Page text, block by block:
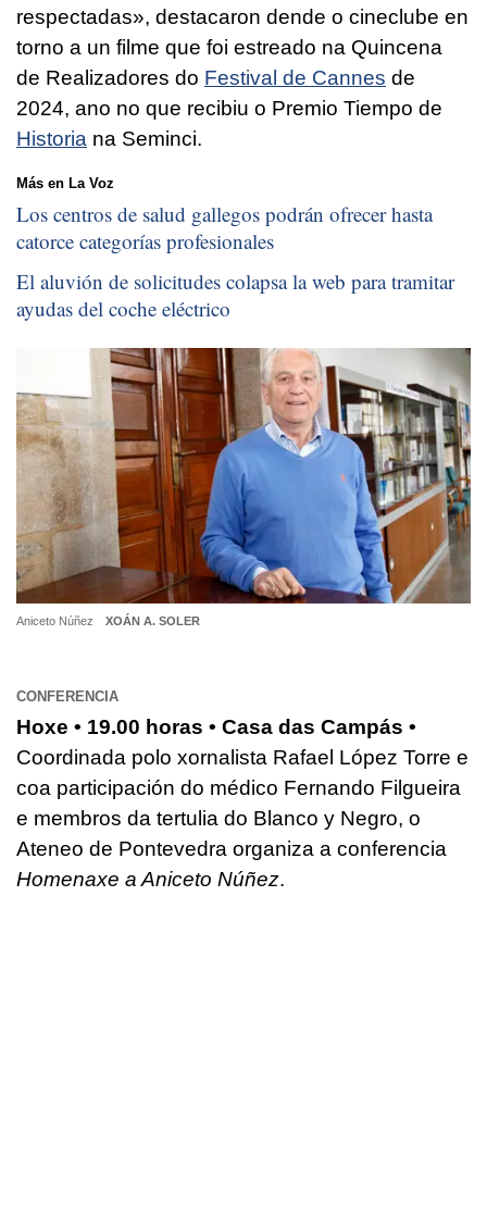
respectadas», destacaron dende o cineclube en
torno a un filme que foi estreado na Quincena
de Realizadores do Festival de Cannes de
2024, ano no que recibiu o Premio Tiempo de
Historia na Seminci.
Más en La Voz
Los centros de salud gallegos podrán ofrecer hasta
catorce categorías profesionales
El aluvión de solicitudes colapsa la web para tramitar
ayudas del coche eléctrico
Aniceto Núñez XOÁN A. SOLER
CONFERENCIA
Hoxe • 19.00 horas • Casa das Campás •
Coordinada polo xornalista Rafael López Torre e
coa participación do médico Fernando Filgueira
e membros da tertulia do Blanco y Negro, o
Ateneo de Pontevedra organiza a conferencia
Homenaxe a Aniceto Núñez.